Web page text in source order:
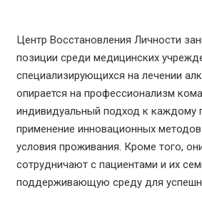
Центр Восстановления Личности
позиции среди медицинских
специализирующихся на лечении
опирается на профессионализм
индивидуальный подход к каждому
применение инновационных
условия проживания. Кроме того,
сотрудничают с пациентами и их
поддерживающую среду для